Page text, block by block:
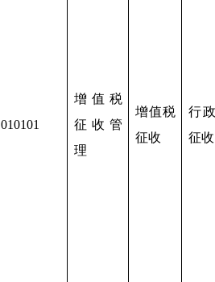
010101
增值税
征收管
理
增值税
征收
行
征收